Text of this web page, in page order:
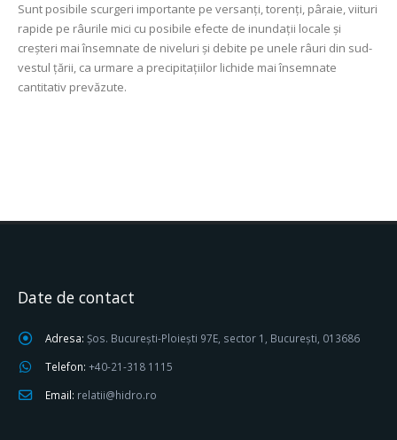
Sunt posibile scurgeri importante pe versanţi, torenţi, pâraie, viituri
rapide pe râurile mici cu posibile efecte de inundaţii locale și
creșteri mai însemnate de niveluri și debite pe unele râuri din sud-
vestul țării, ca urmare a precipitațiilor lichide mai însemnate
cantitativ prevăzute.
Date de contact
Adresa: Șos. București-Ploiești 97E, sector 1, București, 013686
Telefon: +40-21-318 1115
Email: relatii@hidro.ro